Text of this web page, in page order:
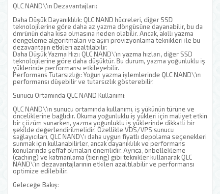
QLC NAND\'ın Dezavantajları:
Daha Düşük Dayanıklılık: QLC NAND hücreleri, diğer SSD
teknolojilerine göre daha az yazma döngüsüne dayanabilir, bu da
ömrünün daha kısa olmasına neden olabilir. Ancak, akıllı yazma
dengeleme algoritmaları ve aşırı provizyonlama teknikleri ile bu
dezavantajın etkileri azaltılabilir.
Daha Düşük Yazma Hızı: QLC NAND\'ın yazma hızları, diğer SSD
teknolojilerine göre daha düşüktür. Bu durum, yazma yoğunluklu iş
yüklerinde performansı etkileyebilir.
Performans Tutarsızlığı: Yoğun yazma işlemlerinde QLC NAND\'ın
performansı düşebilir ve tutarsızlık gösterebilir.
Sunucu Ortamında QLC NAND Kullanımı:
QLC NAND\'ın sunucu ortamında kullanımı, iş yükünün türüne ve
önceliklerine bağlıdır. Okuma yoğunluklu iş yükleri için maliyet etkin
bir çözüm sunarken, yazma yoğunluklu iş yüklerinde dikkatli bir
şekilde değerlendirilmelidir. Özellikle VDS/VPS sunucu
sağlayıcıları, QLC NAND\'ı daha uygun fiyatlı depolama seçenekleri
sunmak için kullanabilirler, ancak dayanıklılık ve performans
konularında şeffaf olmaları önemlidir. Ayrıca, önbellekleme
(caching) ve katmanlama (tiering) gibi teknikler kullanarak QLC
NAND\'ın dezavantajlarının etkileri azaltılabilir ve performansı
optimize edilebilir.
Geleceğe Bakış: